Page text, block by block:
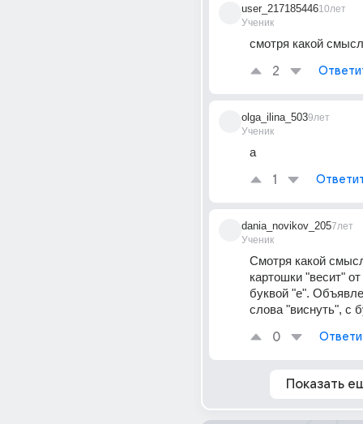
user_217185446
Ученик
10лет
смотря какой
2
olga_ilina_503
Ученик
9лет
а
1
dania_novikov_205
Ученик
7лет
Смотря какой
картошки "весит"
буквой "е".
слова "виснуть", с
0
Показать